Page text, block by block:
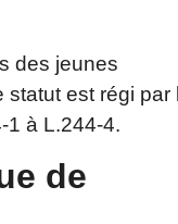
des jeunes
est régi par
1 à L.244-4.
de